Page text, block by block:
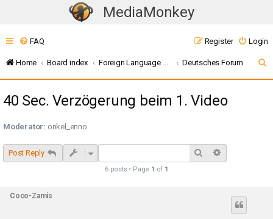
MediaMonkey
g
g
l
n
g
FAQ Login
Register
Home Board index Foreign Language Discussions Deutsches Forum
e
40 Sec. Verzögerung beim 1. Video
Moderator: onkel_enno
Post Reply Search
6 posts • Page 1 of 1
Coco-Zamis